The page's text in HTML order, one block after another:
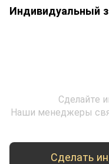
Индивидуальный
Сделайте
Наши менеджеры
Сделать